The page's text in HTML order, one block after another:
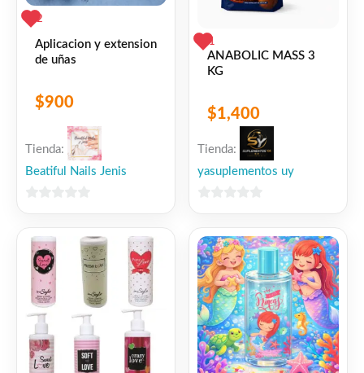
2
Aplicacion y extension
de uñas
$900
Tienda:
Beatiful Nails Jenis
1
ANABOLIC MASS 3
KG
$1,400
Tienda:
yasuplementos uy
5